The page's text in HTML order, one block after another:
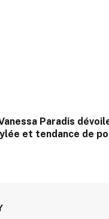
Paradis
et tendance de